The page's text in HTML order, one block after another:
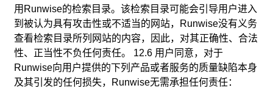
用Runwise的检索目录。该检索目录可能会引导用户进入
到被认为具有攻击性或不适当的网站，Runwise没有义务
查看检索目录所列网站的内容，因此，对其正确性、合法
性、正当性不负任何责任。 12.6 用户同意，对于
Runwise向用户提供的下列产品或者服务的质量缺陷本身
及其引发的任何损失，Runwise无需承担任何责任：